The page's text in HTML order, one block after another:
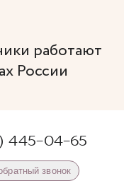
работают
России
445-04-65
звонок